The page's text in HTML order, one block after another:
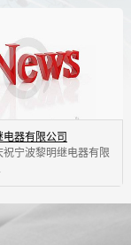
器有限公司
宁波黎明继电器有限